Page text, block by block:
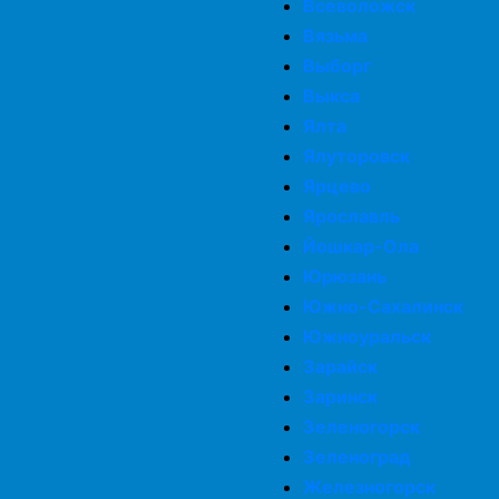
Всеволожск
Вязьма
Выборг
Выкса
Ялта
Ялуторовск
Ярцево
Ярославль
Йошкар-Ола
Юрюзань
Южно-Сахалинск
Южноуральск
Зарайск
Заринск
Зеленогорск
Зеленоград
Железногорск